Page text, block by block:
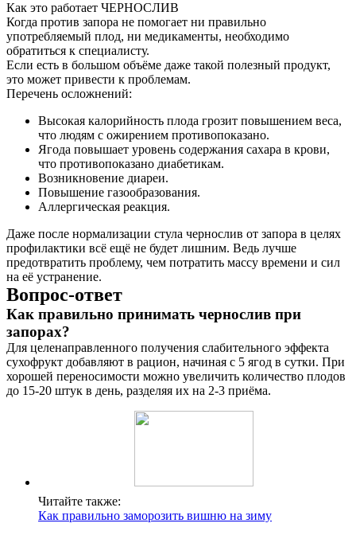
Как это работает ЧЕРНОСЛИВ
Когда против запора не помогает ни правильно
употребляемый плод, ни медикаменты, необходимо
обратиться к специалисту.
Если есть в большом объёме даже такой полезный продукт,
это может привести к проблемам.
Перечень осложнений:
Высокая калорийность плода грозит повышением веса,
что людям с ожирением противопоказано.
Ягода повышает уровень содержания сахара в крови,
что противопоказано диабетикам.
Возникновение диареи.
Повышение газообразования.
Аллергическая реакция.
Даже после нормализации стула чернослив от запора в целях
профилактики всё ещё не будет лишним. Ведь лучше
предотвратить проблему, чем потратить массу времени и сил
на её устранение.
Вопрос-ответ
Как правильно принимать чернослив при
запорах?
Для целенаправленного получения слабительного эффекта
сухофрукт добавляют в рацион, начиная с 5 ягод в сутки. При
хорошей переносимости можно увеличить количество плодов
до 15-20 штук в день, разделяя их на 2-3 приёма.
Читайте также:
Как правильно заморозить вишню на зиму